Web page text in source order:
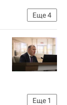
Еще4
Еще 1